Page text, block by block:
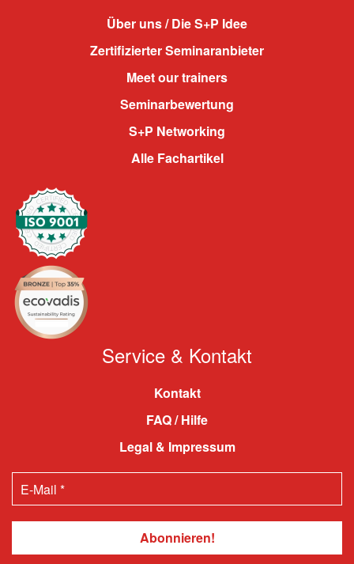
Über uns / Die S+P Idee
Zertifizierter Seminaranbieter
Meet our trainers
Seminarbewertung
S+P Networking
Alle Fachartikel
Service & Kontakt
Kontakt
FAQ / Hilfe
Legal & Impressum